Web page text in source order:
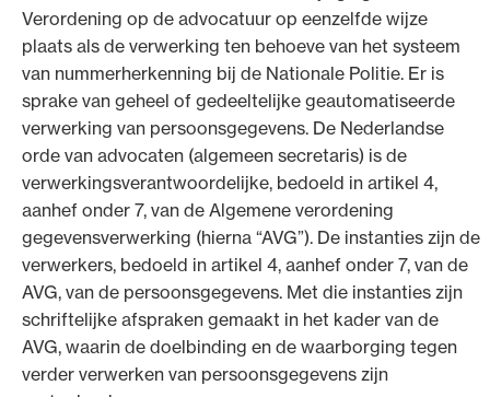
Verordening op de advocatuur op eenzelfde wijze
plaats als de verwerking ten behoeve van het systeem
van nummerherkenning bij de Nationale Politie. Er is
sprake van geheel of gedeeltelijke geautomatiseerde
verwerking van persoonsgegevens. De Nederlandse
orde van advocaten (algemeen secretaris) is de
verwerkingsverantwoordelijke, bedoeld in artikel 4,
aanhef onder 7, van de Algemene verordening
gegevensverwerking (hierna “AVG”). De instanties zijn de
verwerkers, bedoeld in artikel 4, aanhef onder 7, van de
AVG, van de persoonsgegevens. Met die instanties zijn
schriftelijke afspraken gemaakt in het kader van de
AVG, waarin de doelbinding en de waarborging tegen
verder verwerken van persoonsgegevens zijn